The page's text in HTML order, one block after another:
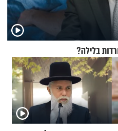
בלילה?